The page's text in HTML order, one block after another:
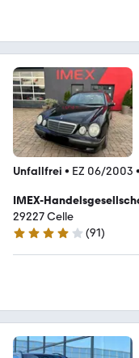
Unfallfrei • EZ 06/2003 •
IMEX-
29227 Celle
4.1 Sterne
(91)